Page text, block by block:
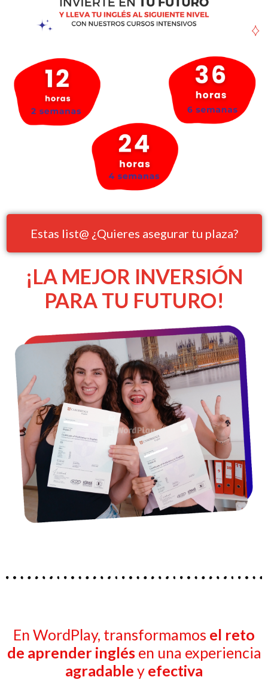
Estas list@ ¿Quieres asegurar tu plaza?
¡LA MEJOR INVERSIÓN
PARA TU FUTURO!
En WordPlay, transformamos el reto
de aprender inglésen una experiencia
agradable y efectiva